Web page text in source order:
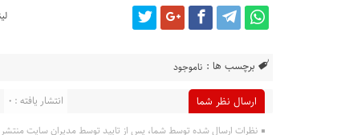
برچسب ها : ناموجود
ارسال نظر شما انتشار یافته : 0
نظرات ارسال شده توسط شما، پس از تایید توسط مدیران سایت